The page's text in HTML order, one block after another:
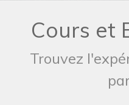
Cours et
Trouvez